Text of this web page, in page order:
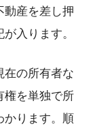
動産を差し押
入ります。
在の所有者な
権を単独で所
かります。順